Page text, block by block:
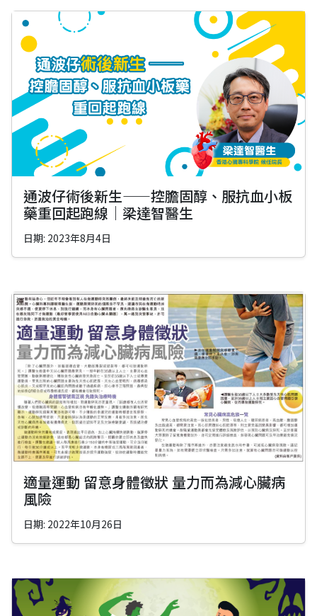
通波仔術後新生——控膽固醇、服抗血小板
藥重回起跑線｜梁達智醫生
日期: 2023年8月4日
適量運動 留意身體徵狀 量力而為減心臟病
風險
日期: 2022年10月26日